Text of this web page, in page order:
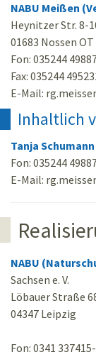
NABU Meißen
Heynitzer Str. 8-
01683 Nossen
Fon: 035244
Fax: 035244
E-Mail:
Inhaltlich
Tanja Schumann
Fon: 035244
E-Mail:
NABU
Sachsen e. V.
Löbauer Straße
04347 Leipzig
Fon: 0341